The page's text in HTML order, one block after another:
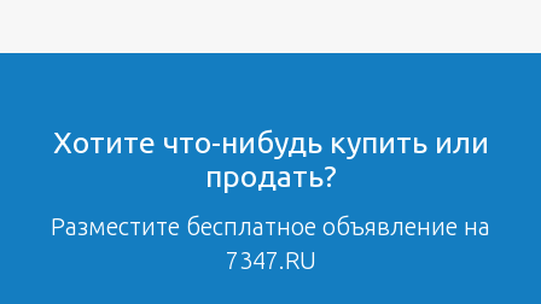
Хотите что-нибудь купить или
продать?
Разместите бесплатное объявление на
7347.RU